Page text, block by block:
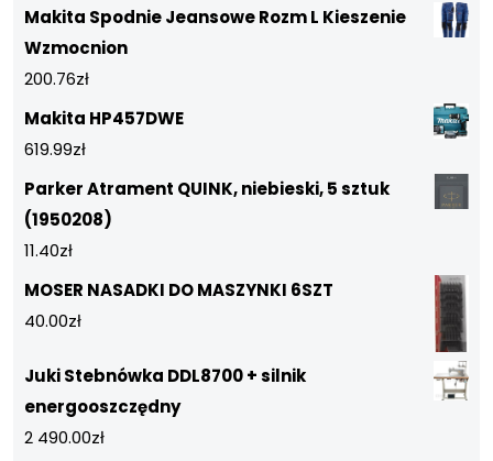
Makita Spodnie Jeansowe Rozm L Kieszenie
Wzmocnion
200.76zł
Makita HP457DWE
619.99zł
Parker Atrament QUINK, niebieski, 5 sztuk
(1950208)
11.40zł
MOSER NASADKI DO MASZYNKI 6SZT
40.00zł
Juki Stebnówka DDL8700 + silnik
energooszczędny
2 490.00zł